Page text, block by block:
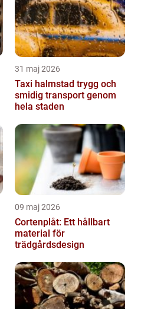
31 maj 2026
Taxi halmstad trygg och
smidig transport genom
hela staden
09 maj 2026
Cortenplåt: Ett hållbart
material för
trädgårdsdesign